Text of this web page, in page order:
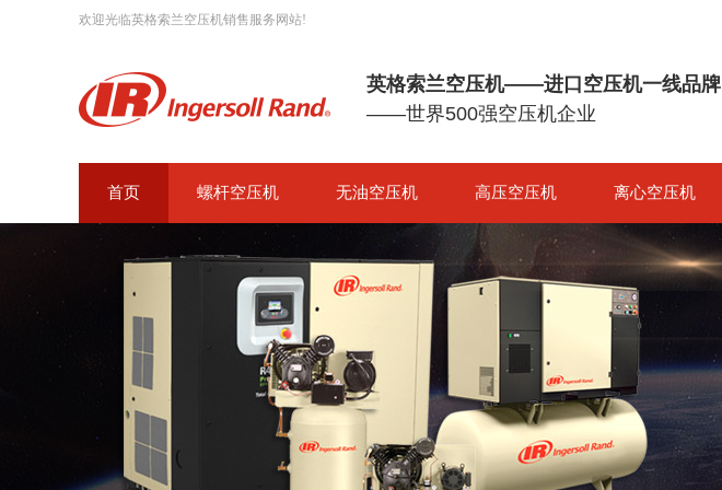
欢迎光临英格索兰空压机销售服务网站!
英格索兰空压机——进口空压机一线品牌
——世界500强空压机企业
首页 螺杆空压机 无油空压机 高压空压机 离心空压机